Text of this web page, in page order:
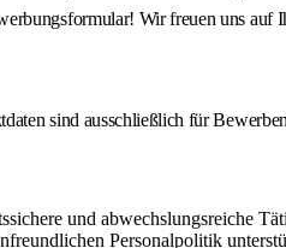
Wir freuen uns auf
sind ausschließlich für
und abwechslungsreiche
Personalpolitik